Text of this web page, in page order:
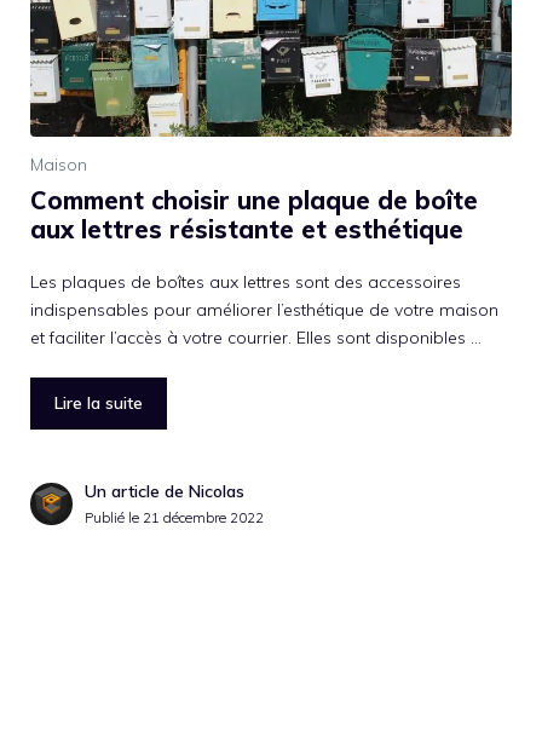
Maison
Comment choisir une plaque de boîte
aux lettres résistante et esthétique
Les plaques de boîtes aux lettres sont des accessoires
indispensables pour améliorer l’esthétique de votre maison
et faciliter l’accès à votre courrier. Elles sont disponibles …
Lire la suite
Un article de Nicolas
Publié le 21 décembre 2022